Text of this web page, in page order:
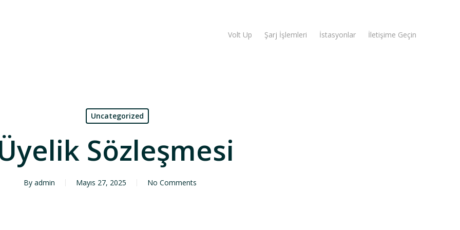
Volt Up Şarj İşlemleri İstasyonlar İletişime Geçin
Uncategorized
Sözleşmesi
By admin Mayıs 27, 2025 No Comments